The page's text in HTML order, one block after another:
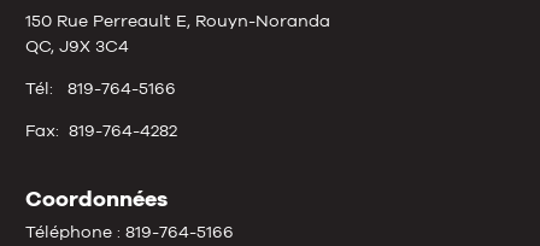
150 Rue Perreault E, Rouyn-Noranda
QC, J9X 3C4
Tél: 819-764-5166
Fax: 819-764-4282
Coordonnées
Téléphone : 819-764-5166